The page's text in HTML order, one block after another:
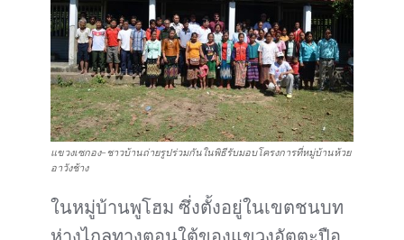
แขวงเซกอง-ชาวบ้านถ่ายรูปร่วมกันในพิธีรับมอบโครงการที่หมู่บ้านห้วย
อาวังช้าง
ในหมู่บ้านพูโฮม ซึ่งตั้งอยู่ในเขตชนบท